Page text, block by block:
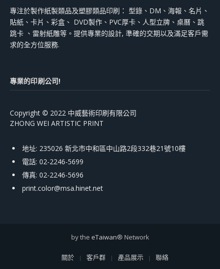
專注於製作紙製類品及塑膠類品印刷： 型錄、DM、海報、名片、
貼紙、卡片、彩盒、 DVD製作、PVC厚卡、人型立牌、桌曆、跳
跳卡 、雷射紙雕等。提供專業的設計, 準確的交期以及滿足客戶需
求的全方位服務.
專業的印刷公司!
Copyright © 2022 中威藝術印刷有限公司
ZHONG WEI ARTISTIC PRINT
地址: 235026 新北市中和區中山路2段332巷21號10樓
電話: 02-2246-5699
傳真: 02-2246-5696
print.color@msa.hinet.net
by the eTaiwan® Network
關於 客戶群 產品展示 聯絡